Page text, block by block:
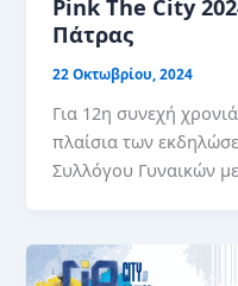
Pink The City
Πάτρας
22 Οκτωβρίου, 2024
Για 12η συνεχή
πλαίσια των
Συλλόγου Γυναικών